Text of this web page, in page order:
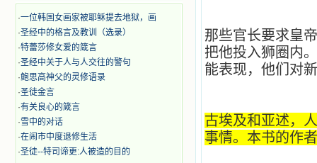
善，这些圣人的作品，渐渐地印在了
我的脑子里。读这些圣书时，我思潮
汹涌起伏，欣喜不能自已。书中谈到
这些圣人们如何在与主的交往中得到
灵命的更新，德行的馨香如何上达天
庭。啊，在这世上曾住过那么多热心
的圣人，为了传播福音，他们告别亲
人，舍下了他们手中的一切，轻快地
踏上了异国他乡，到没有人知道真神
的世界里去。啊，若不是主的引领，
我可能到死还不认识他们呢！ 我
的心灵从主给我的这些圣人的言行中
·一位韩国女画家被耶稣提去地狱，画
·圣经中的格言及教训（选录）
·特蕾莎修女爱的箴言
·圣经中关于人与人交往的警句
·鲍思高神父的灵修语录
·圣徒金言
·有关良心的箴言
·雪中的对话
·在闹市中度退修生活
·圣徒--特司谛更:人被造的目的
那些官长要求皇
把他投入狮圈内
能表现，他们对
古埃及和亚述，
事情。本书的作